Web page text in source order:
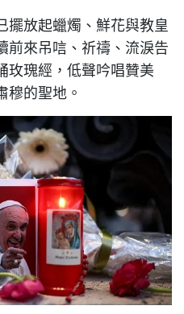
擺放起蠟燭、鮮花與教皇
前來吊唁、祈禱、流淚告
玫瑰經，低聲吟唱贊美
穆的聖地。